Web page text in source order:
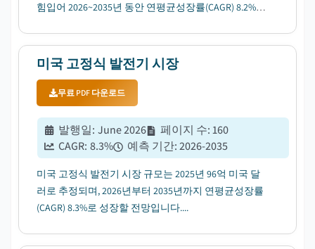
힘입어 2026~2035년 동안 연평균성장률(CAGR) 8.2%로
미국 고정식 발전기 시장
무료 PDF 다운로드
발행일: June 2026 페이지 수:160
CAGR: 8.3% 예측 기간:2026-2035
미국 고정식 발전기 시장 규모는 2025년 96억 미국 달
러로 추정되며, 2026년부터 2035년까지 연평균성장률
(CAGR) 8.3%로 성장할 전망입니다....